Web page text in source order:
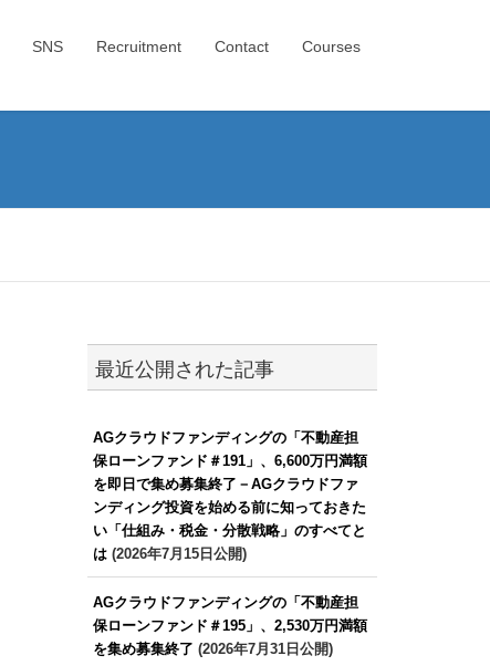
SNS Recruitment Contact Courses
最近公開された記事
AGクラウドファンディングの「不動産担
保ローンファンド＃191」、6,600万円満額
を即日で集め募集終了－AGクラウドファ
ンディング投資を始める前に知っておきた
い「仕組み・税金・分散戦略」のすべてと
は(2026年7月15日公開)
AGクラウドファンディングの「不動産担
保ローンファンド＃195」、2,530万円満額
を集め募集終了 (2026年7月31日公開)